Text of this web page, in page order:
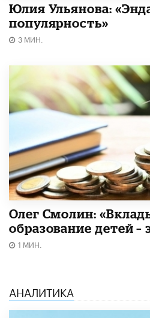
Юлия Ульянова:
популярность»
3 МИН.
Олег Смолин:
образование детей –
1 МИН.
АНАЛИТИКА